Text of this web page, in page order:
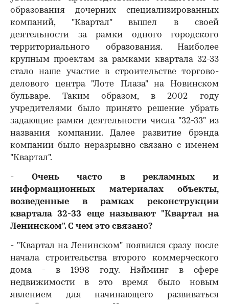
образования дочерних специализированных
компаний, "Квартал" вышел в своей
деятельности за рамки одного городского
территориального образования. Наиболее
крупным проектам за рамками квартала 32-33
стало наше участие в строительстве торгово-
делового центра "Лоте Плаза" на Новинском
бульваре. Таким образом, в 2002 году
учредителями было принято решение убрать
задающие рамки деятельности числа "32-33" из
названия компании. Далее развитие брэнда
компании было неразрывно связано с именем
"Квартал".
- Очень часто в рекламных и
информационных материалах объекты,
возведенные в рамках реконструкции
квартала 32-33 еще называют "Квартал на
Ленинском". С чем это связано?
- "Квартал на Ленинском" появился сразу после
начала строительства второго коммерческого
дома - в 1998 году. Нэйминг в сфере
недвижимости в это время было новым
явлением для начинающего развиваться